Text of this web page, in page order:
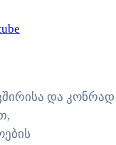
და კონრად